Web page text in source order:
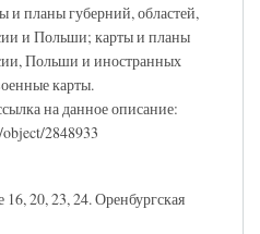
и планы губерний, областей,
и Польши; карты и планы
Польши и иностранных
карты.
на данное описание:
2848933
20, 23, 24. Оренбургская